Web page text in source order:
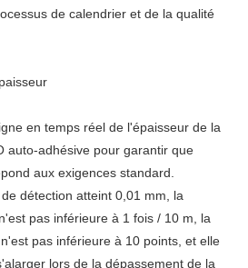
de calendrier et de la qualité
en temps réel de l'épaisseur de la
auto-adhésive pour garantir que
aux exigences standard.
détection atteint 0,01 mm, la
pas inférieure à 1 fois / 10 m, la
pas inférieure à 10 points, et elle
lors de la dépassement de la